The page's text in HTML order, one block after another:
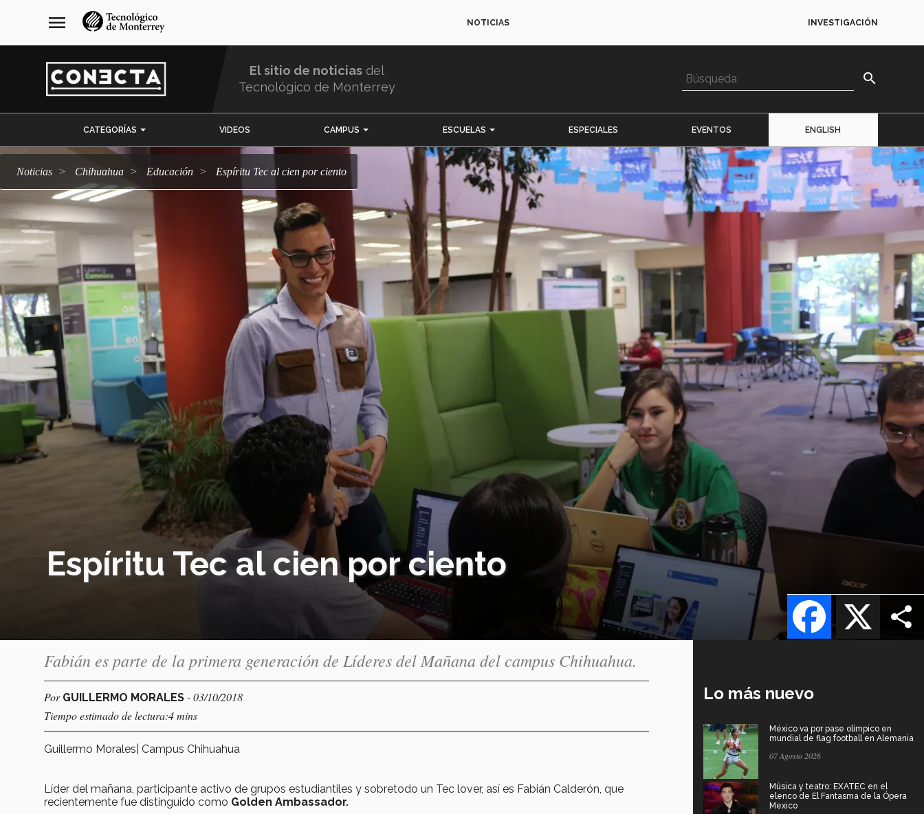
navegación
principal
menu NOTICIAS INVESTIGACIÓN
El sitio de noticias del
Tecnológico de Monterrey
search
CATEGORÍAS VIDEOS CAMPUS ESCUELAS ESPECIALES EVENTOS ENGLISH
Noticias Chihuahua Educación Espíritu Tec al cien por ciento
Espíritu Tec al cien por ciento
X
Facebook
Fabián es parte de la primera generación de Líderes del Mañana del campus Chihuahua.
Por GUILLERMO MORALES - 03/10/2018
Tiempo estimado de lectura:4 mins
Guillermo Morales| Campus Chihuahua
Líder del mañana, participante activo de grupos estudiantiles y sobretodo un Tec lover, así es Fabián Calderón, que
recientemente fue distinguido como Golden Ambassador.
Lo más nuevo
México va por pase olímpico en
mundial de flag football en Alemania
07 Agosto 2026
Música y teatro: EXATEC en el
elenco de El Fantasma de la Ópera
Mexico